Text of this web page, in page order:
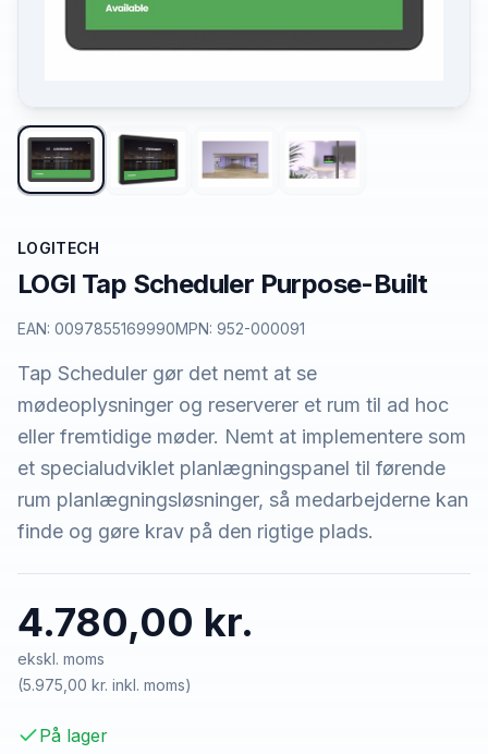
LOGITECH
LOGI Tap Scheduler Purpose-Built
EAN: 0097855169990MPN: 952-000091
Tap Scheduler gør det nemt at se
mødeoplysninger og reserverer et rum til ad hoc
eller fremtidige møder. Nemt at implementere som
et specialudviklet planlægningspanel til førende
rum planlægningsløsninger, så medarbejderne kan
finde og gøre krav på den rigtige plads.
4.780,00 kr.
ekskl. moms
(5.975,00 kr. inkl. moms)
På lager